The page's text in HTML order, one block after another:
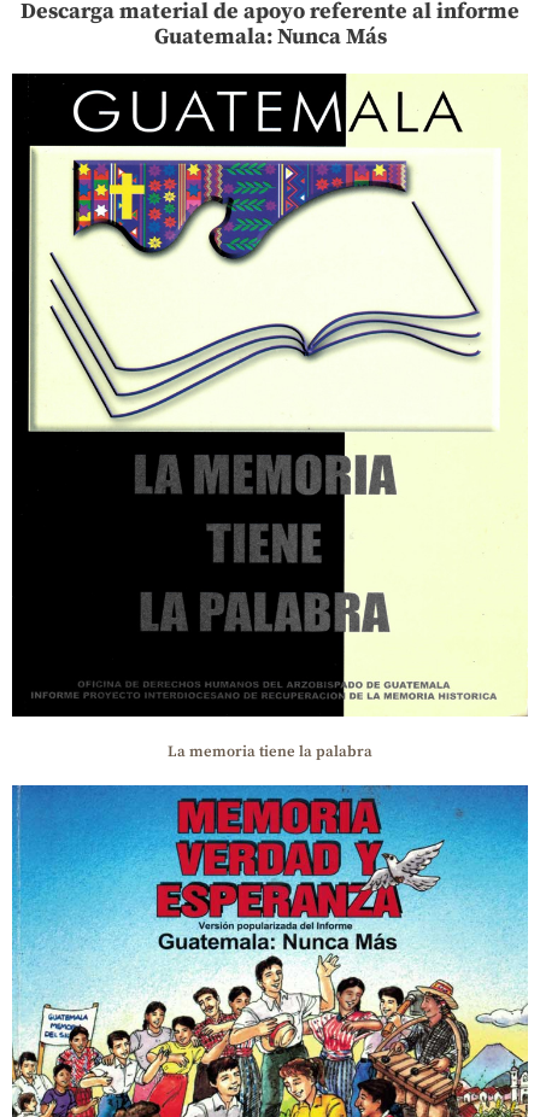
Descarga material de apoyo referente al informe
Guatemala: Nunca Más
La memoria tiene la palabra